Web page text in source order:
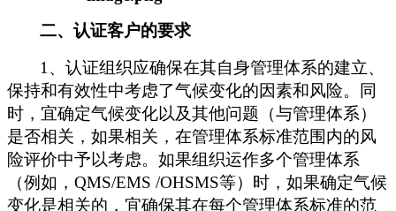
二、认证客户的要求
1、 认证组织应确保在其自身管理体系的建立、
保持和有效性中考虑了气候变化的因素和风险。同
时，宜确定气候变化以及其他问题（与管理体系）
是否相关，如果相关，在管理体系标准范围内的风
险评价中予以考虑。如果组织运作多个管理体系
（例如， QMS/EMS /OHSMS等） 时 ，如果确定气候
变化是相关的，宜确保其在每个管理体系标准的范